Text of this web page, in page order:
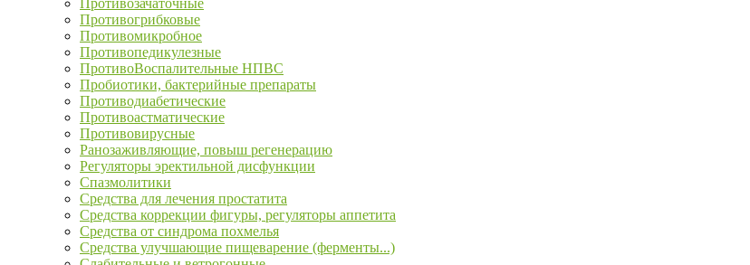
Противозачаточные
Противогрибковые
Противомикробное
Противопедикулезные
ПротивоВоспалительные НПВС
Пробиотики, бактерийные препараты
Противодиабетические
Противоастматические
Противовирусные
Ранозаживляющие, повыш регенерацию
Регуляторы эректильной дисфункции
Спазмолитики
Средства для лечения простатита
Средства коррекции фигуры, регуляторы аппетита
Средства от синдрома похмелья
Средства улучшающие пищеварение (ферменты...)